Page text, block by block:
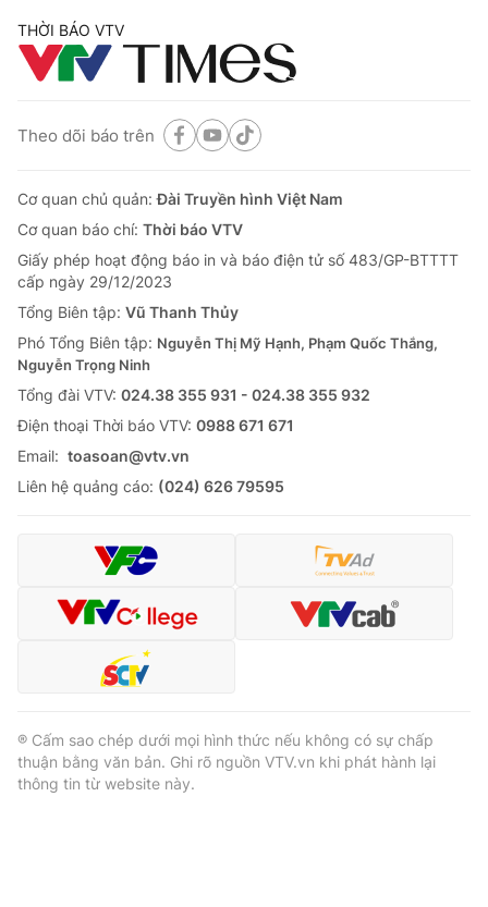
THỜI BÁO VTV
Theo dõi báo trên
Cơ quan chủ quản:Đài Truyền hình Việt Nam
Cơ quan báo chí: Thời báo VTV
Giấy phép hoạt động báo in và báo điện tử số 483/GP-BTTTT
cấp ngày 29/12/2023
Tổng Biên tập: Vũ Thanh Thủy
Phó Tổng Biên tập: Nguyễn Thị Mỹ Hạnh, Phạm Quốc Thắng,
Nguyễn Trọng Ninh
Tổng đài VTV: 024.38 355 931 - 024.38 355 932
Ðiện thoại Thời báo VTV: 0988 671 671
Email: toasoan@vtv.vn
Liên hệ quảng cáo: (024) 626 79595
® Cấm sao chép dưới mọi hình thức nếu không có sự chấp
thuận bằng văn bản. Ghi rõ nguồn VTV.vn khi phát hành lại
thông tin từ website này.